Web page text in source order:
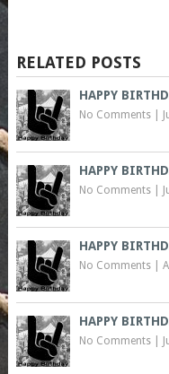
RELATED POSTS
HAPPY
No Comments|
HAPPY
No Comments|
HAPPY
No Comments|
HAPPY
No Comments|